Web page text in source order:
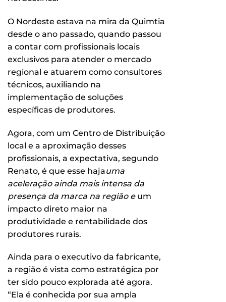
O Nordeste estava na mira da Quimtia
desde o ano passado, quando passou
a contar com profissionais locais
exclusivos para atender o mercado
regional e atuarem como consultores
técnicos, auxiliando na
implementação de soluções
específicas de produtores.
Agora, com um Centro de Distribuição
local e a aproximação desses
profissionais, a expectativa, segundo
Renato, é que esse hajauma
aceleração ainda mais intensa da
presença da marca na regiãoe um
impacto direto maior na
produtividade e rentabilidade dos
produtores rurais.
Ainda para o executivo da fabricante,
a região é vista como estratégica por
ter sido pouco explorada até agora.
“Ela é conhecida por sua ampla